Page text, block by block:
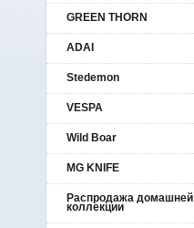
GREEN THORN
ADAI
Stedemon
VESPA
Wild Boar
MG KNIFE
Распродажа домашней
коллекции